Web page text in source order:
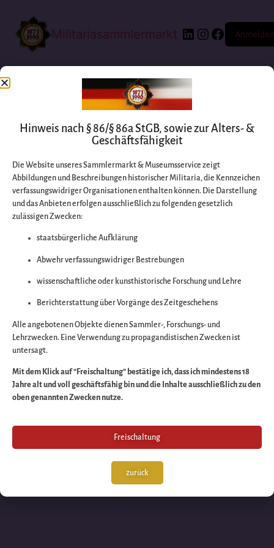
Militariasammlermarkt Anmelden
Entschuldigen Sie
bitte die
Wir arbeiten an
großartigen Sache
schauen Sie bald
wieder vorbei!
Hinweis nach § 86/§ 86a StGB, sowie zur Alters- &
Geschäftsfähigkeit
Die Website unseres Sammlermarkt & Museumsservice zeigt
Abbildungen und Beschreibungen historischer Militaria, die Kennzeichen
verfassungswidriger Organisationen enthalten können. Die Darstellung
und das Anbieten erfolgen ausschließlich zu folgenden gesetzlich
zulässigen Zwecken:
staatsbürgerliche Aufklärung
Abwehr verfassungswidriger Bestrebungen
wissenschaftliche oder kunsthistorische Forschung und Lehre
Berichterstattung über Vorgänge des Zeitgeschehens
Alle angebotenen Objekte dienen Sammler-, Forschungs- und
Lehrzwecken. Eine Verwendung zu propagandistischen Zwecken ist
untersagt.
Mit dem Klick auf “Freischaltung” bestätige ich, dass ich mindestens 18
Jahre alt und voll geschäftsfähig bin und die Inhalte ausschließlich zu den
oben genannten Zwecken nutze.
Freischaltung
zurück